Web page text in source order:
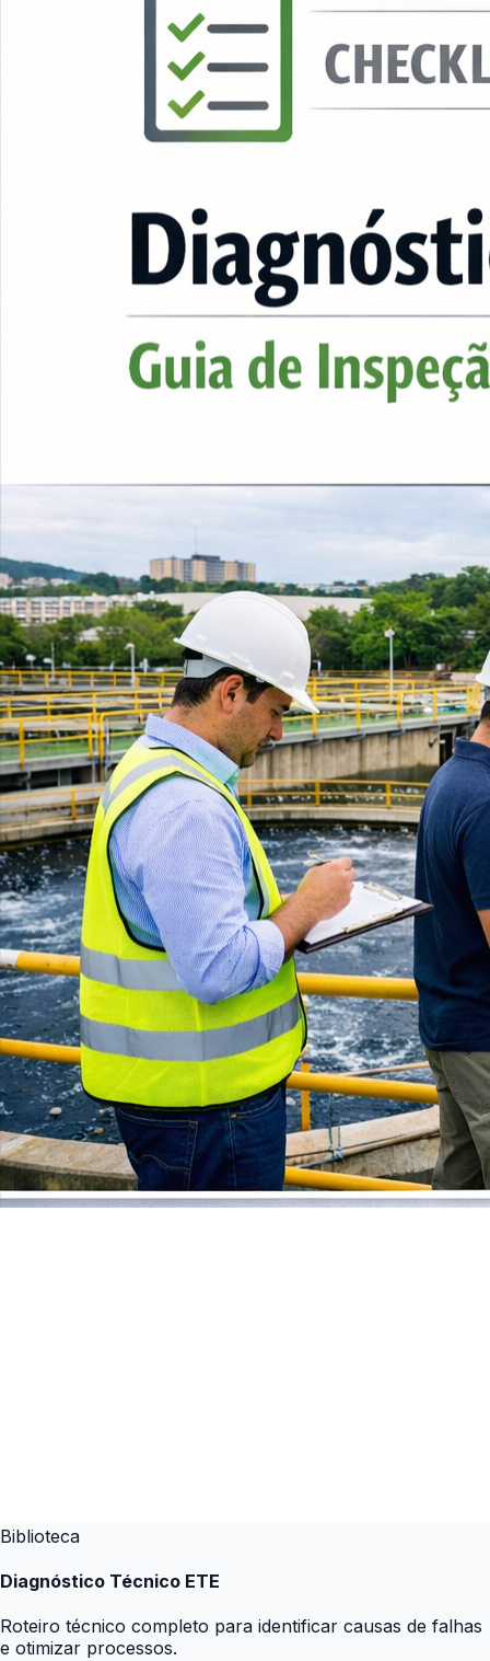
Biblioteca
Diagnóstico Técnico ETE
Roteiro técnico completo para identificar causas de falhas
e otimizar processos.